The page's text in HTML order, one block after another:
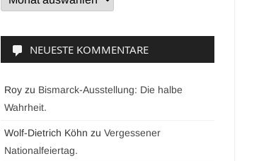
NEUESTE KOMMENTARE
Roy zu Bismarck-Ausstellung: Die halbe
Wahrheit.
Wolf-Dietrich Köhn zuVergessener
Nationalfeiertag.